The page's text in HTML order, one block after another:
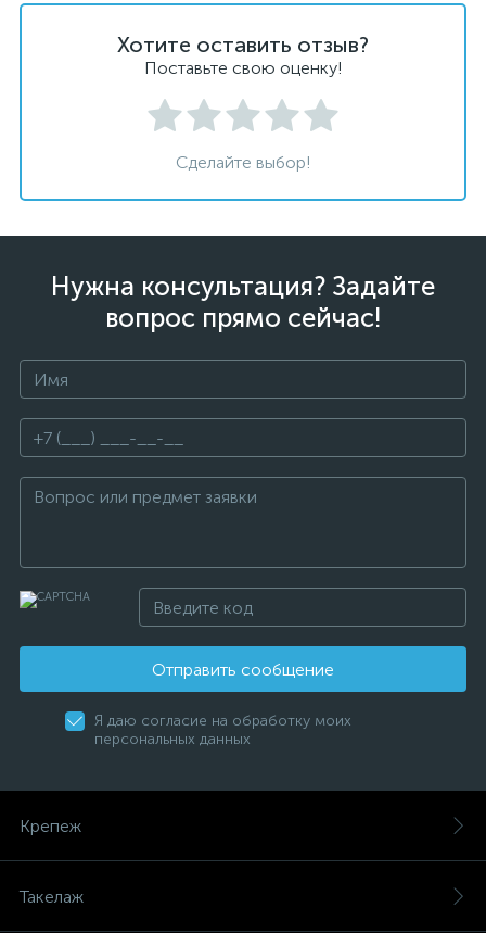
Хотите оставить отзыв?
Поставьте свою оценку!
Сделайте выбор!
Нужна консультация? Задайте
вопрос прямо сейчас!
Отправить сообщение
Я даю согласие на обработку моих
персональных данных
Крепеж
Такелаж